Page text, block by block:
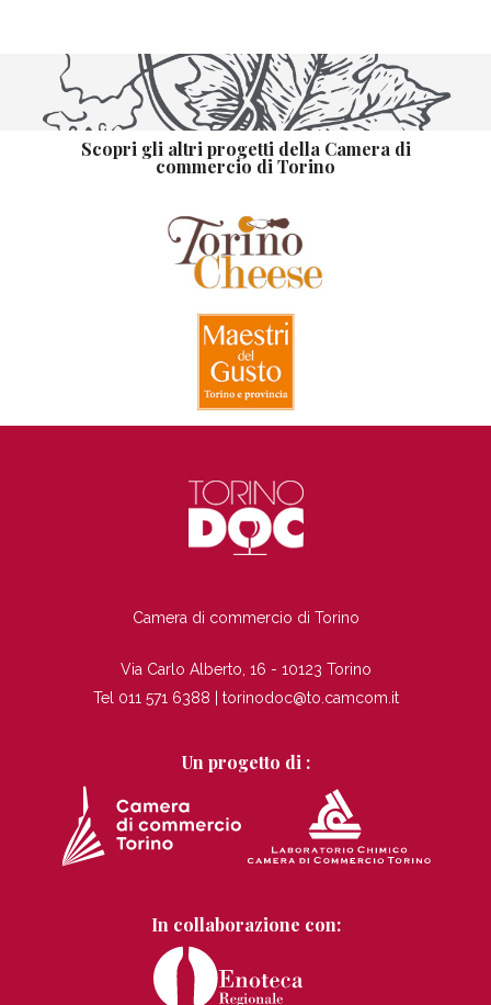
Scopri gli altri progetti della Camera di
commercio di Torino
Camera di commercio di Torino
Via Carlo Alberto, 16 - 10123 Torino
Tel 011 571 6388 | torinodoc@to.camcom.it
Un progetto di :
In collaborazione con: